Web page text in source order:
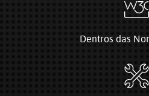
Dentros das